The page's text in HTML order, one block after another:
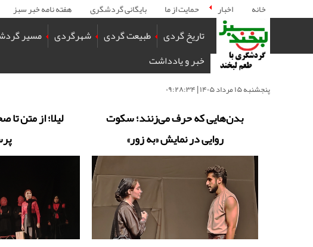
خانه اخبار حمایت از ما بایگانی گردشگری هفته نامه خبر سبز
تاریخ گردی طبیعت گردی شهرگردی مسیر
خبر و یادداشت
پنجشنبه ۱۵ مرداد ۱۴۰۵ | ۰۹:۲۸:۳۴
بدن‌هایی که حرف می‌زنند؛ سکوت
روایی در نمایش «به زور»
لیلا؛ از متن